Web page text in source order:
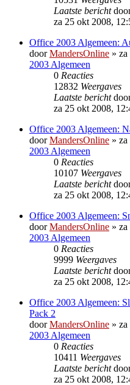
Laatste bericht
za 25 okt 2008,
Office 2003 Algemeen:
doorMandersOnline » za
2003 Algemeen
0 Reacties
12832 Weergaves
Laatste bericht
za 25 okt 2008,
Office 2003 Algemeen:
doorMandersOnline » za
2003 Algemeen
0 Reacties
10107 Weergaves
Laatste bericht
za 25 okt 2008,
Office 2003 Algemeen:
doorMandersOnline » za
2003 Algemeen
0 Reacties
9999 Weergaves
Laatste bericht
za 25 okt 2008,
Office 2003 Algemeen:
Pack 2
doorMandersOnline » za
2003 Algemeen
0 Reacties
10411 Weergaves
Laatste bericht
za 25 okt 2008,